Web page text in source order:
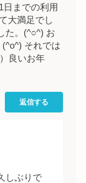
日までの利用
大満足でし
た。(^○^) お
それでは
良いお年
返信する
しぶりで